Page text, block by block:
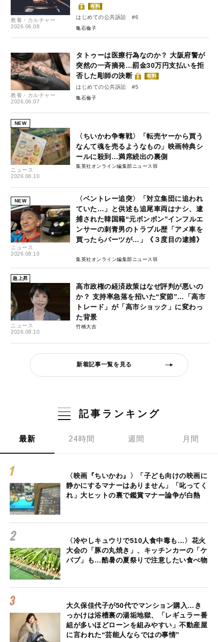
教養・カルチャー
2026.06.08
有料
はじめての公共訴訟 #6
亀石倫子
教養・カルチャー
2026.06.07
タトゥーは医療行為なのか？ 大阪府警が
突然の一斉摘発…罰金30万円支払いを拒
否した彫師の決断
有料
はじめての公共訴訟 #5
亀石倫子
NEW
ニュース
2026.08.10
〈ちいかわ争奪戦〉「転売ヤーから買う
なんて魂を売るようなもの」映画特典シ
ールに殺到…満席続出の裏側
集英社オンライン編集部ニュース班
NEW
ニュース
2026.08.10
〈ベントレー追突〉「対立集団に追われ
ていた…」と供述も追尾車両はナシ、逮
捕された韓国籍“元ボンボン”インフルエ
ンサーの刺青男のトラブル歴「アメ車を
買ったらパーツが…」《３度目の逮捕》
集英社オンライン編集部ニュース班
急上昇
ニュース
2026.08.10
高市政権の経済政策はなぜ評判が悪いの
か？ 支持率急落を招いた“変節”…「高市
トレード」が「高市ショック」に変わっ
た背景
竹橋大吉
新着記事一覧を見る
記事ランキング
最新 24時間 週間 月間
〈映画『ちいかわ』〉「子ども向けの映画に
静かにするマナーはありません」「叱ってく
れ」大ヒットの裏で鑑賞マナー論争が白熱
〈冷やしキュウリで510人食中毒も…〉花火
大会の「豚の丸焼き」、キッチンカーの「ケ
バブ」も…酷暑の夏祭りで注意したい食べ物
大久保佳代子が50代でマンション購入…き
っかけは浴槽裏の湯垢地獄、「レギュラー番
組が多いほどローンを組みやすい」不動産屋
に言われた“芸能人ならではの事情”